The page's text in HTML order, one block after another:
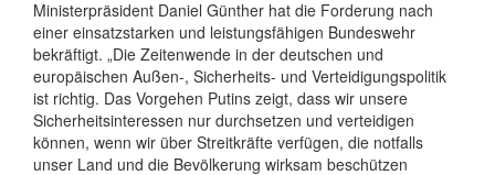
Ministerpräsident Daniel Günther hat die Forderung nach
einer einsatzstarken und leistungsfähigen Bundeswehr
bekräftigt. „Die Zeitenwende in der deutschen und
europäischen Außen-, Sicherheits- und Verteidigungspolitik
ist richtig. Das Vorgehen Putins zeigt, dass wir unsere
Sicherheitsinteressen nur durchsetzen und verteidigen
können, wenn wir über Streitkräfte verfügen, die notfalls
unser Land und die Bevölkerung wirksam beschützen